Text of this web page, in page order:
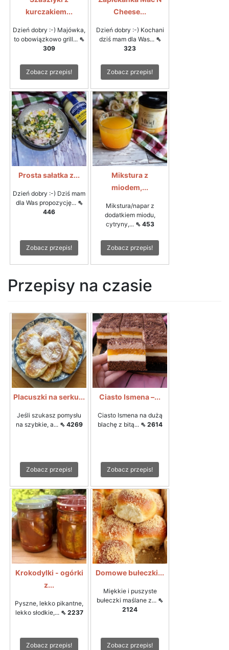
kurczakiem...
Dzień dobry :-) Majówka,
to obowiązkowo grill... ⇖
309
Zobacz przepis!
Cheese...
Dzień dobry :-) Kochani
dziś mam dla Was... ⇖
323
Zobacz przepis!
Prosta sałatka z...
Dzień dobry :-) Dziś mam
dla Was propozycję... ⇖
446
Zobacz przepis!
Mikstura z
miodem,...
Mikstura/napar z
dodatkiem miodu,
cytryny,... ⇖ 453
Zobacz przepis!
Przepisy na czasie
Placuszki na serku...
Jeśli szukasz pomysłu
na szybkie, a... ⇖ 4269
Zobacz przepis!
Ciasto Ismena –...
Ciasto Ismena na dużą
blachę z bitą... ⇖ 2614
Zobacz przepis!
Krokodylki - ogórki
z...
Pyszne, lekko pikantne,
lekko słodkie,... ⇖ 2237
Zobacz przepis!
Domowe bułeczki...
Miękkie i puszyste
bułeczki maślane z... ⇖
2124
Zobacz przepis!